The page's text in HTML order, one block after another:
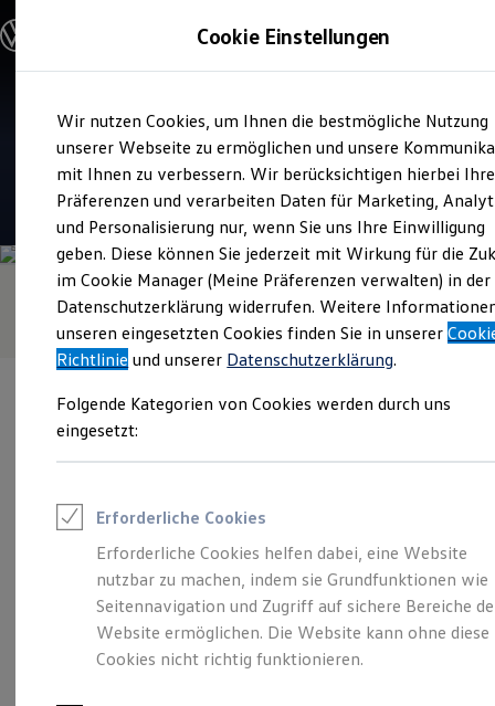
Hauptinhalt
springen
Footer
springen
Modelle & Konfigurator
Nutzfahrzeugkategorien entdecken
Modelle konfigurieren
Vorgängermodelle und Oldtimer
Vorgängermodelle
Oldtimer
Bulli Historie
Branchenlösungen & Gewerbekunden
Umbaulösungen und Hersteller finden
Auf- und Umbauten entdecken & konfigurieren
Groß- und Sonderkunden
Großkunden
Kommunen & Behörden
Journalisten
Sportvereine
Branchenlösungen
Gewerbliche Personenbeförderung
Service & mobile Werkstätten
Kühlfahrzeuge
ONE Business ID Vorteile
Fahrzeugsuche & Marktplatz
Fahrzeugsuche
Fahrzeuge online kaufen
Digitaler Marktplatz
Kauf & Finanzierung
Online-Fahrzeugbewertung
Aktionen & Angebote
Verkauf und Service
Autohaus Schneider
4.9| 133 Bewertungen
Christian-Ottiliae-Straße 5, 06311 Helbra
Cookie Einstellungen
Wir nutzen Cookies, um Ihnen die bestmögliche Nutzung
unserer Webseite zu ermöglichen und unsere
mit Ihnen zu verbessern. Wir berücksichtigen hierbei Ihre
Präferenzen und verarbeiten Daten für Marketing,
und Personalisierung nur, wenn Sie uns Ihre Einwilligung
geben. Diese können Sie jederzeit mit Wirkung für die
im Cookie Manager (Meine Präferenzen verwalten) in der
Datenschutzerklärung widerrufen. Weitere
unseren eingesetzten Cookies finden Sie in unserer
Richtlinie und unserer Datenschutzerklärung.
Folgende Kategorien von Cookies werden durch uns
eingesetzt:
Erforderliche Cookies
Erforderliche Cookies helfen dabei, eine Website
nutzbar zu machen, indem sie Grundfunktionen wie
Seitennavigation und Zugriff auf sichere Bereiche
Website ermöglichen. Die Website kann ohne diese
Cookies nicht richtig funktionieren.